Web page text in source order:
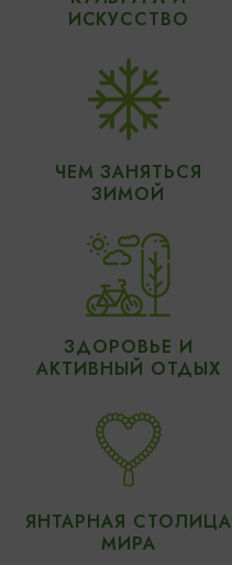
ИСКУССТВО
ЧЕМ ЗАНЯТЬСЯ
ЗИМОЙ
ЗДОРОВЬЕ И
АКТИВНЫЙ ОТДЫХ
ЯНТАРНАЯ СТОЛИЦА
МИРА